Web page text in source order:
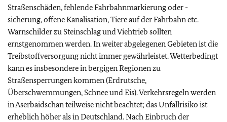
Straßenschäden, fehlende Fahrbahnmarkierung oder -
sicherung, offene Kanalisation, Tiere auf der Fahrbahn etc.
Warnschilder zu Steinschlag und Viehtrieb sollten
ernstgenommen werden. In weiter abgelegenen Gebieten ist die
Treibstoffversorgung nicht immer gewährleistet. Wetterbedingt
kann es insbesondere in bergigen Regionen zu
Straßensperrungen kommen (Erdrutsche,
Überschwemmungen, Schnee und Eis). Verkehrsregeln werden
in Aserbaidschan teilweise nicht beachtet; das Unfallrisiko ist
erheblich höher als in Deutschland. Nach Einbruch der